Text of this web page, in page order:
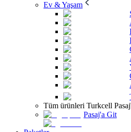
Ev & Yaşam
Tüm ürünleri Turkcell
Pasaj'a Git